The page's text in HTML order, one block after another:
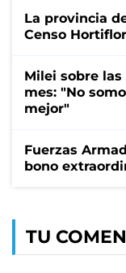
La provincia
Censo
Milei sobre
mes: "No
mejor"
Fuerzas
bono
TU